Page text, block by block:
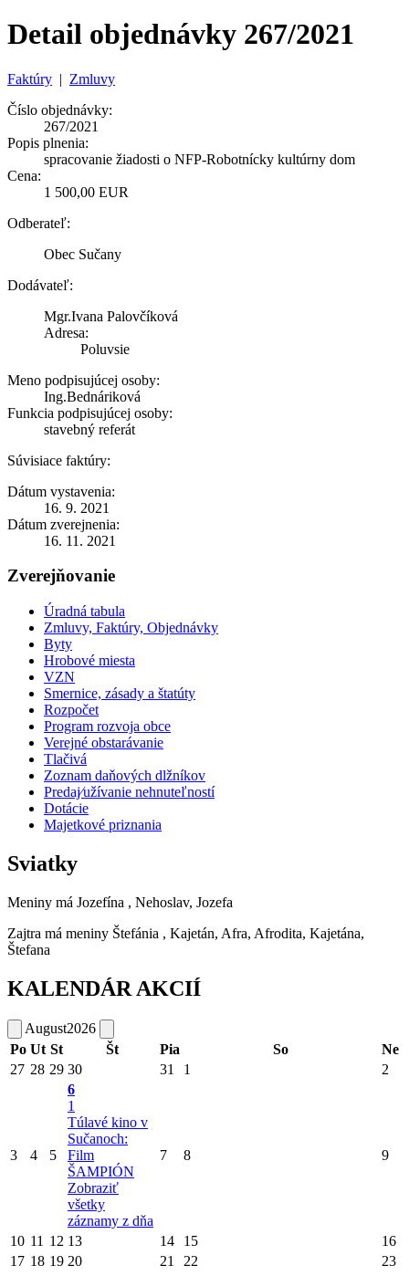
Detail objednávky 267/2021
Faktúry | Zmluvy
Číslo objednávky:
267/2021
Popis plnenia:
spracovanie žiadosti o NFP-Robotnícky kultúrny dom
Cena:
1 500,00 EUR
Odberateľ:
Obec Sučany
Dodávateľ:
Mgr.Ivana Palovčíková
Adresa:
Poluvsie
Meno podpisujúcej osoby:
Ing.Bednáriková
Funkcia podpisujúcej osoby:
stavebný referát
Súvisiace faktúry:
Dátum vystavenia:
16. 9. 2021
Dátum zverejnenia:
16. 11. 2021
Zverejňovanie
Úradná tabula
Zmluvy, Faktúry, Objednávky
Byty
Hrobové miesta
VZN
Smernice, zásady a štatúty
Rozpočet
Program rozvoja obce
Verejné obstarávanie
Tlačivá
Zoznam daňových dlžníkov
Predaj⁄užívanie nehnuteľností
Dotácie
Majetkové priznania
Sviatky
Meniny má Jozefína , Nehoslav, Jozefa
Zajtra má meniny Štefánia , Kajetán, Afra, Afrodita, Kajetána,
Štefana
KALENDÁR AKCIÍ
August2026
Po Ut St Št Pia So
Ne
27 28 29 30 31 1 2
3 4 5
6
1
Túlavé kino v
Sučanoch:
Film
ŠAMPIÓN
Zobraziť
všetky
záznamy z dňa
7 8 9
10 11 12 13 14 15
16
17 18 19 20 21 22
23